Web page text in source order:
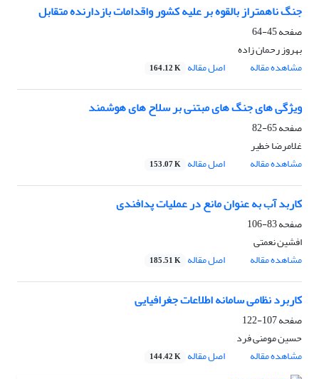
جنگ ناهمتراز بالقوه بر علیه کشور واقدامات بازدارنده متقابل
صفحه45-64
بهروز رحمان زاده
مشاهده مقاله
اصل مقاله 164.12 K
ویژگی های جنگ های مبتنی بر سلاح های هوشمند
صفحه65-82
غلامرضا خطیر
مشاهده مقاله
اصل مقاله 153.07 K
کاربد آب به عنوان مانع در عملیات پدافندی
صفحه83-106
افشین نعمتی
مشاهده مقاله
اصل مقاله 185.51 K
کاربرد نظامی سامانه اطلاعات جغرافیایی
صفحه107-122
حسین مومنی فرد
مشاهده مقاله
اصل مقاله 144.42 K